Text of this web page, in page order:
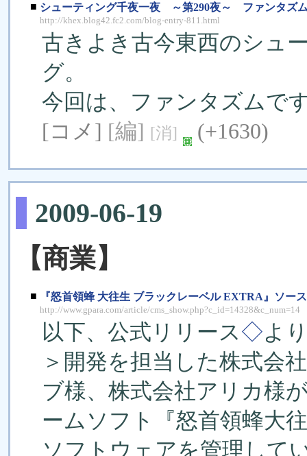
■ シューティング千夜一夜 ～第290夜～ ファンタズ
http://khex.blog42.fc2.com/blog-entry-811.html
古きよき古今東西のシュ
グ。
今回は、ファンタズムで
[コメ] [編] [消] (+1630)
2009-06-19
【商業】
■ 『怒首領蜂 大往生 ブラックレーベル EXTRA』ソー
http://www.gpara.com/article/cms_show.php?c_id=14328&c_num=14
以下、公式リリース◇よ
＞開発を担当した株式会
ブ様、株式会社アリカ様
ームソフト『怒首領蜂大
ソフトウェアを管理して